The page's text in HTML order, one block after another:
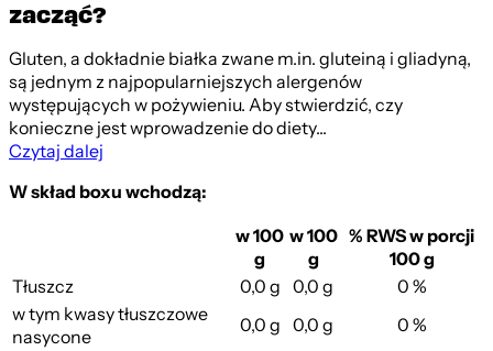
zacząć?
Gluten, a dokładnie białka zwane m.in. gluteiną i gliadyną,
są jednym z najpopularniejszych alergenów
występujących w pożywieniu. Aby stwierdzić, czy
konieczne jest wprowadzenie do diety...
Czytaj dalej
Wskład boxu wchodzą:
w 100
g
w 100
g
% RWS w porcji
100 g
Tłuszcz
0,0 g 0,0 g
0 %
w tym kwasy tłuszczowe
nasycone
0,0 g 0,0 g
0 %